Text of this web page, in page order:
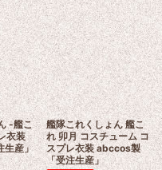
-艦こ
衣装
生産」
艦隊これくしょん 艦こ
れ 卯月 コスチューム コ
スプレ衣装 abccos製
「受注生産」